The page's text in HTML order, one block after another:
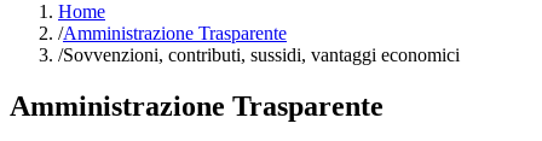
Home
/Amministrazione Trasparente
/Sovvenzioni, contributi, sussidi, vantaggi economici
Amministrazione Trasparente